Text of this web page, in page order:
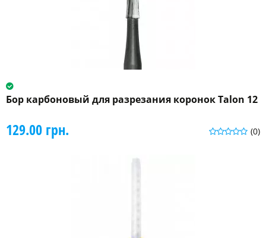
Бор карбоновый для разрезания коронок Talon 12
(0)
129.00 грн.